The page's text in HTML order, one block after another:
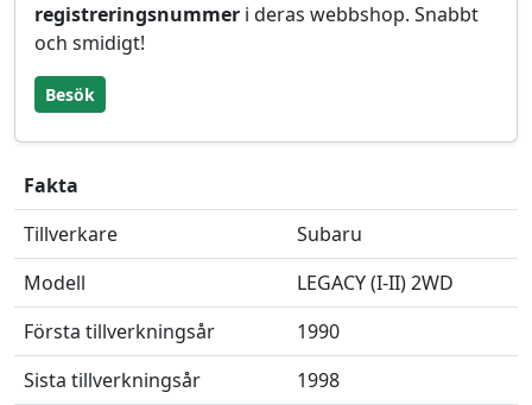
registreringsnummer i deras webbshop. Snabbt
och smidigt!
Besök
Fakta
Tillverkare
Subaru
Modell
LEGACY (I-II) 2WD
Första tillverkningsår
1990
Sista tillverkningsår
1998